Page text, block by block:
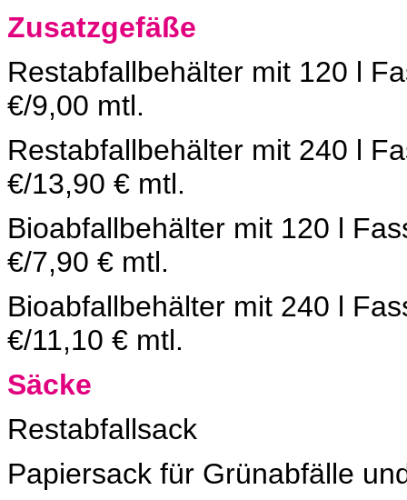
Zusatzgefäße
Restabfallbehälter mit
€/9,00 mtl.
Restabfallbehälter mit
€/13,90 € mtl.
Bioabfallbehälter mit
€/7,90 € mtl.
Bioabfallbehälter mit
€/11,10 € mtl.
Säcke
Papiersack für